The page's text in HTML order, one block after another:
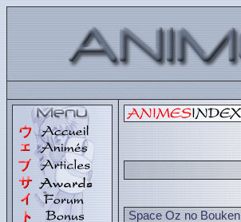
Space Oz no Bouken